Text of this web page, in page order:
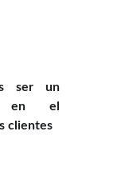
ser un
en el
clientes